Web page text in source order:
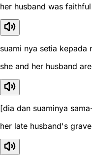
her husband was
suami nya setia kepada
she and her husband
[dia dan suaminya
her late husband's